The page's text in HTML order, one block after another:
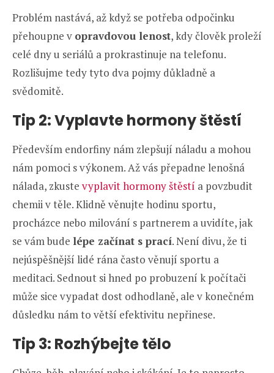
Problém nastává, až když se potřeba odpočinku
přehoupne v opravdovou lenost, kdy člověk proleží
celé dny u seriálů a prokrastinuje na telefonu.
Rozlišujme tedy tyto dva pojmy důkladně a
svědomitě.
Tip 2: Vyplavte hormony štěstí
Především endorfiny nám zlepšují náladu a mohou
nám pomoci s výkonem. Až vás přepadne lenošná
nálada, zkuste vyplavit hormony štěstí a povzbudit
chemii v těle. Klidně věnujte hodinu sportu,
procházce nebo milování s partnerem a uvidíte, jak
se vám bude lépe začínat s prací. Není divu, že ti
nejúspěšnější lidé rána často věnují sportu a
meditaci. Sednout si hned po probuzení k počítači
může sice vypadat dost odhodlaně, ale v konečném
důsledku nám to větší efektivitu nepřinese.
Tip 3: Rozhýbejte tělo